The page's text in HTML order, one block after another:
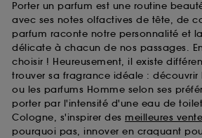
Porter un parfum est une routine
avec ses notes olfactives de tête, de
parfum raconte notre personnalité et
délicate à chacun de nos passages.
choisir ! Heureusement, il existe
trouver sa fragrance idéale : découvrir
ou les parfums Homme selon ses
porter par l'intensité d'une eau de
Cologne, s'inspirer des meilleures
pourquoi pas, innover en craquant